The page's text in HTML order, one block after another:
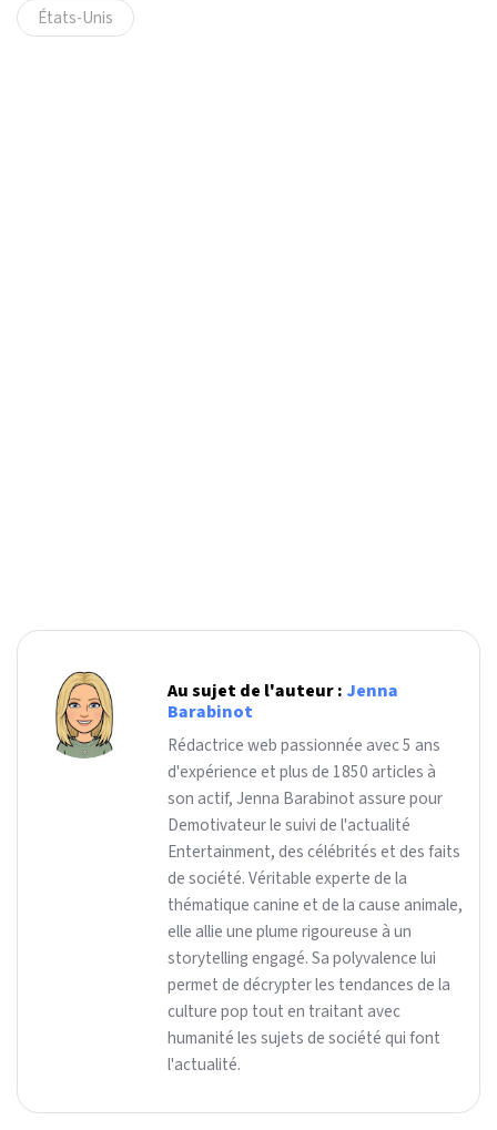
États-Unis
Au sujet de l'auteur : Jenna
Barabinot
Rédactrice web passionnée avec 5 ans
d'expérience et plus de 1850 articles à
son actif, Jenna Barabinot assure pour
Demotivateur le suivi de l'actualité
Entertainment, des célébrités et des faits
de société. Véritable experte de la
thématique canine et de la cause animale,
elle allie une plume rigoureuse à un
storytelling engagé. Sa polyvalence lui
permet de décrypter les tendances de la
culture pop tout en traitant avec
humanité les sujets de société qui font
l'actualité.